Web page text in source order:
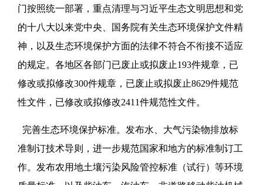
门按照统一部署，重点清理与习近平生态文明思想和党
的十八大以来党中央、国务院有关生态环境保护文件精
神，以及生态环境保护方面的法律不符合不衔接不适应
的规定。各地区各部门已废止或拟废止193件规章，已
修改或拟修改300件规章，已废止或拟废止8629件规范
性文件，已修改或拟修改2411件规范性文件。
完善生态环境保护标准。发布水、大气污染物排放标
准制订技术导则，进一步规范国家和地方的标准制订工
作。发布农用地土壤污染风险管控标准（试行）等环境